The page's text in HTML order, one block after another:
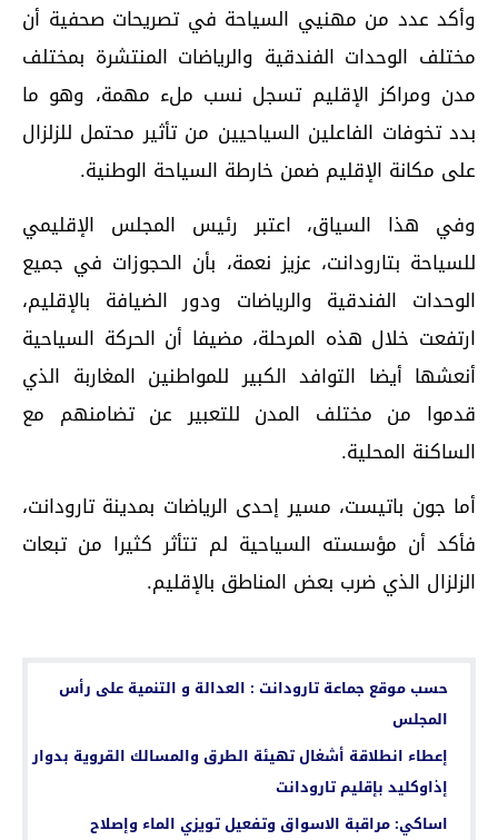
وأكد عدد من مهنيي السياحة في تصريحات صحفية أن
مختلف الوحدات الفندقية والرياضات المنتشرة بمختلف
مدن ومراكز الإقليم تسجل نسب ملء مهمة، وهو ما
بدد تخوفات الفاعلين السياحيين من تأثير محتمل للزلزال
على مكانة الإقليم ضمن خارطة السياحة الوطنية.
وفي هذا السياق، اعتبر رئيس المجلس الإقليمي
للسياحة بتارودانت، عزيز نعمة، بأن الحجوزات في جميع
الوحدات الفندقية والرياضات ودور الضيافة بالإقليم،
ارتفعت خلال هذه المرحلة، مضيفا أن الحركة السياحية
أنعشها أيضا التوافد الكبير للمواطنين المغاربة الذي
قدموا من مختلف المدن للتعبير عن تضامنهم مع
الساكنة المحلية.
أما جون باتيست، مسير إحدى الرياضات بمدينة تارودانت،
فأكد أن مؤسسته السياحية لم تتأثر كثيرا من تبعات
الزلزال الذي ضرب بعض المناطق بالإقليم.
حسب موقع جماعة تارودانت : العدالة و التنمية على رأس
المجلس
إعطاء انطلاقة أشغال تهيئة الطرق والمسالك القروية بدوار
إذاوكليد بإقليم تارودانت
اساكي: مراقبة الاسواق وتفعيل تويزي الماء وإصلاح